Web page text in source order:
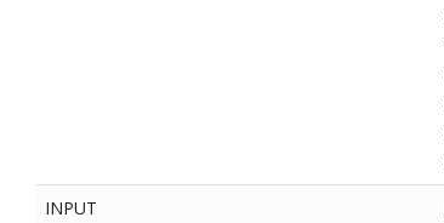
INPUT